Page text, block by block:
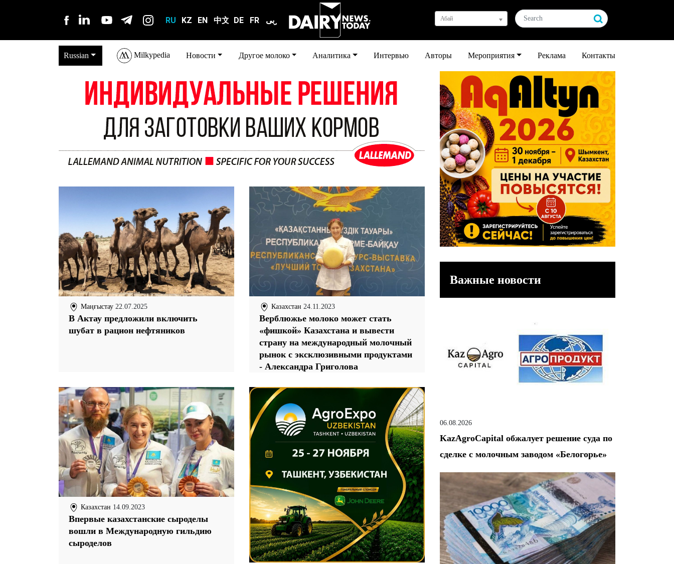
RU KZ EN 中文 DE FR عربى Абай
Russian Milkypedia Новости Другое молоко Аналитика Интервью Авторы Мероприятия Реклама Контакты
Маңғыстау 22.07.2025
В Актау предложили включить
шубат в рацион нефтяников
Казахстан 24.11.2023
Верблюжье молоко может стать
«фишкой» Казахстана и вывести
страну на международный молочный
рынок с эксклюзивными продуктами
- Александра Григолова
Казахстан 14.09.2023
Впервые казахстанские сыроделы
вошли в Международную гильдию
сыроделов
Важные новости
06.08.2026
KazAgroCapital обжалует решение суда по
сделке с молочным заводом «Белогорье»